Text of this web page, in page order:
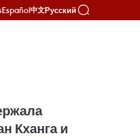
Español中文Русский
Кханга и